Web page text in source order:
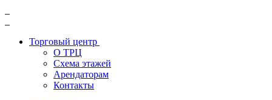
Торговый центр
О ТРЦ
Схема этажей
Арендаторам
Контакты